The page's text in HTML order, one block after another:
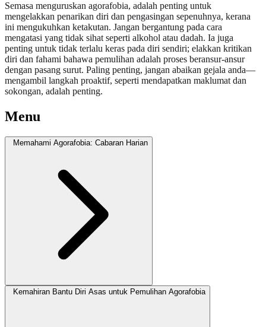
Semasa menguruskan agorafobia, adalah penting untuk
mengelakkan penarikan diri dan pengasingan sepenuhnya, kerana
ini mengukuhkan ketakutan. Jangan bergantung pada cara
mengatasi yang tidak sihat seperti alkohol atau dadah. Ia juga
penting untuk tidak terlalu keras pada diri sendiri; elakkan kritikan
diri dan fahami bahawa pemulihan adalah proses beransur-ansur
dengan pasang surut. Paling penting, jangan abaikan gejala anda—
mengambil langkah proaktif, seperti mendapatkan maklumat dan
sokongan, adalah penting.
Menu
Memahami Agorafobia: Cabaran Harian
Kemahiran Bantu Diri Asas untuk Pemulihan Agorafobia